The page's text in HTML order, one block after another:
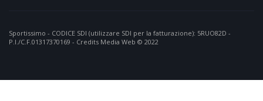
Sportissimo - CODICE SDI (utilizzare SDI per la fatturazione): 5RUO82D -
P.I./C.F.01317370169 - Credits Media Web © 2022